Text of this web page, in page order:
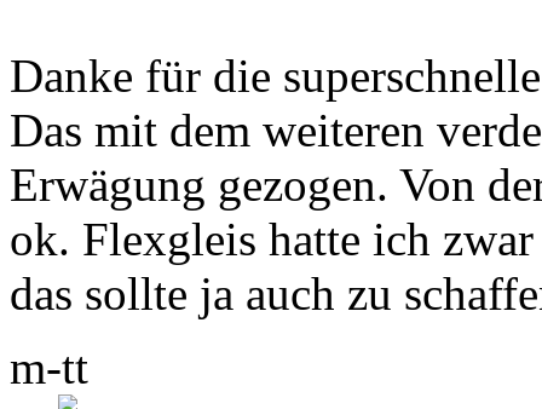
Danke für die
Das mit dem weiteren
Erwägung gezogen. Von
ok. Flexgleis hatte ich
das sollte ja auch zu
m-tt